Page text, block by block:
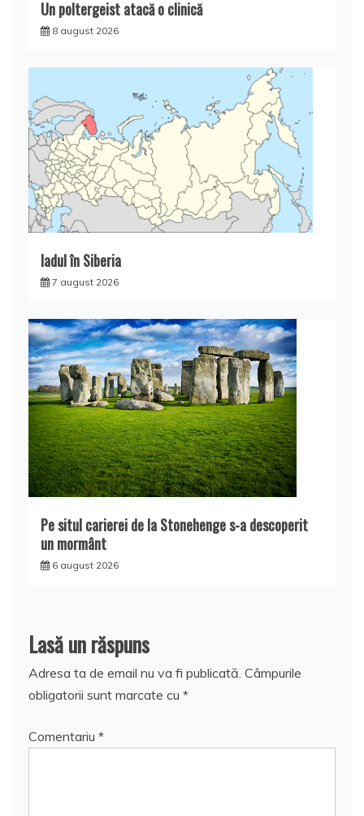
Un poltergeist atacă o clinică
8 august 2026
Iadul în Siberia
7 august 2026
Pe situl carierei de la Stonehenge s-a descoperit
un mormânt
6 august 2026
Lasă un răspuns
Adresa ta de email nu va fi publicată. Câmpurile
obligatorii sunt marcate cu *
Comentariu *